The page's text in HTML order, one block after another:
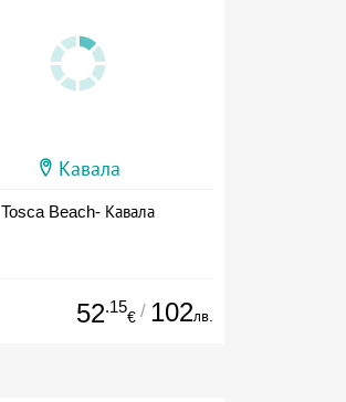
Кавала
Tosca Beach- Кавала
52.15
€ / 102лв.